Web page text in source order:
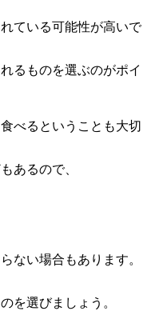
ている可能性が高いで
るものを選ぶのがポイ
べるということも大切
あるので、
ない場合もあります。
を選びましょう。